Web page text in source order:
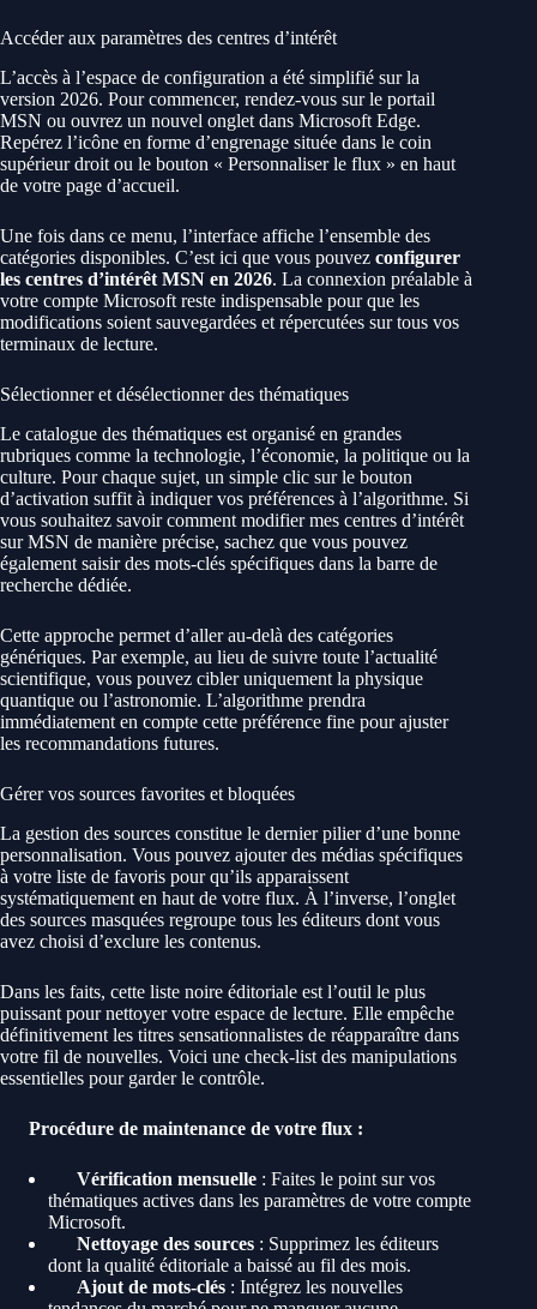
Accéder aux paramètres des centres d’intérêt
L’accès à l’espace de configuration a été simplifié sur la
version 2026. Pour commencer, rendez-vous sur le portail
MSN ou ouvrez un nouvel onglet dans Microsoft Edge.
Repérez l’icône en forme d’engrenage située dans le coin
supérieur droit ou le bouton « Personnaliser le flux » en haut
de votre page d’accueil.
Une fois dans ce menu, l’interface affiche l’ensemble des
catégories disponibles. C’est ici que vous pouvez configurer
les centres d’intérêt MSN en 2026. La connexion préalable à
votre compte Microsoft reste indispensable pour que les
modifications soient sauvegardées et répercutées sur tous vos
terminaux de lecture.
Sélectionner et désélectionner des thématiques
Le catalogue des thématiques est organisé en grandes
rubriques comme la technologie, l’économie, la politique ou la
culture. Pour chaque sujet, un simple clic sur le bouton
d’activation suffit à indiquer vos préférences à l’algorithme. Si
vous souhaitez savoir comment modifier mes centres d’intérêt
sur MSN de manière précise, sachez que vous pouvez
également saisir des mots-clés spécifiques dans la barre de
recherche dédiée.
Cette approche permet d’aller au-delà des catégories
génériques. Par exemple, au lieu de suivre toute l’actualité
scientifique, vous pouvez cibler uniquement la physique
quantique ou l’astronomie. L’algorithme prendra
immédiatement en compte cette préférence fine pour ajuster
les recommandations futures.
Gérer vos sources favorites et bloquées
La gestion des sources constitue le dernier pilier d’une bonne
personnalisation. Vous pouvez ajouter des médias spécifiques
à votre liste de favoris pour qu’ils apparaissent
systématiquement en haut de votre flux. À l’inverse, l’onglet
des sources masquées regroupe tous les éditeurs dont vous
avez choisi d’exclure les contenus.
Dans les faits, cette liste noire éditoriale est l’outil le plus
puissant pour nettoyer votre espace de lecture. Elle empêche
définitivement les titres sensationnalistes de réapparaître dans
votre fil de nouvelles. Voici une check-list des manipulations
essentielles pour garder le contrôle.
Procédure de maintenance de votre flux :
Vérification mensuelle : Faites le point sur vos
thématiques actives dans les paramètres de votre compte
Microsoft.
Nettoyage des sources : Supprimez les éditeurs
dont la qualité éditoriale a baissé au fil des mois.
Ajout de mots-clés : Intégrez les nouvelles